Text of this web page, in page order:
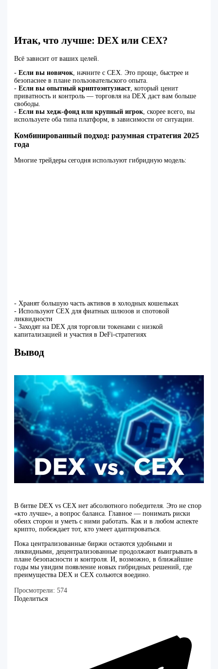
Итак, что лучше: DEX или CEX?
Всё зависит от ваших целей.
-Если вы новичок, начните с CEX. Это проще, быстрее и
безопаснее в плане пользовательского опыта.
-Если вы опытный криптоэнтузиаст, который ценит
приватность и контроль — торговля на DEX даст вам больше
свободы.
-Если вы хедж-фонд или крупный игрок, скорее всего, вы
используете оба типа платформ, в зависимости от ситуации.
Комбинированный подход: разумная стратегия 2025
года
Многие трейдеры сегодня используют гибридную модель:
- Хранят большую часть активов в холодных кошельках
- Используют CEX для фиатных шлюзов и спотовой
ликвидности
- Заходят на DEX для торговли токенами с низкой
капитализацией и участия в DeFi-стратегиях
Вывод
В битве DEX vs CEX нет абсолютного победителя. Это не спор
«кто лучше», а вопрос баланса. Главное — понимать риски
обеих сторон и уметь с ними работать. Как и в любом аспекте
крипто, побеждает тот, кто умеет адаптироваться.
Пока централизованные биржи остаются удобными и
ликвидными, децентрализованные продолжают выигрывать в
плане безопасности и контроля. И, возможно, в ближайшие
годы мы увидим появление новых гибридных решений, где
преимущества DEX и CEX сольются воедино.
Просмотрели: 574
Поделиться